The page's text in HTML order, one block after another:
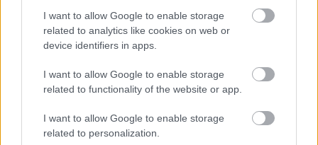
I want to allow Google to enable storage
related to analytics like cookies on web or
device identifiers in apps.
I want to allow Google to enable storage
related to functionality of the website or app.
I want to allow Google to enable storage
related to personalization.
pénzügyi területen, például a felhőalapú
szolgáltatásokban lehetnek nyerők a kínai
technológiai fejlődésre nagy súlyt helyezni,